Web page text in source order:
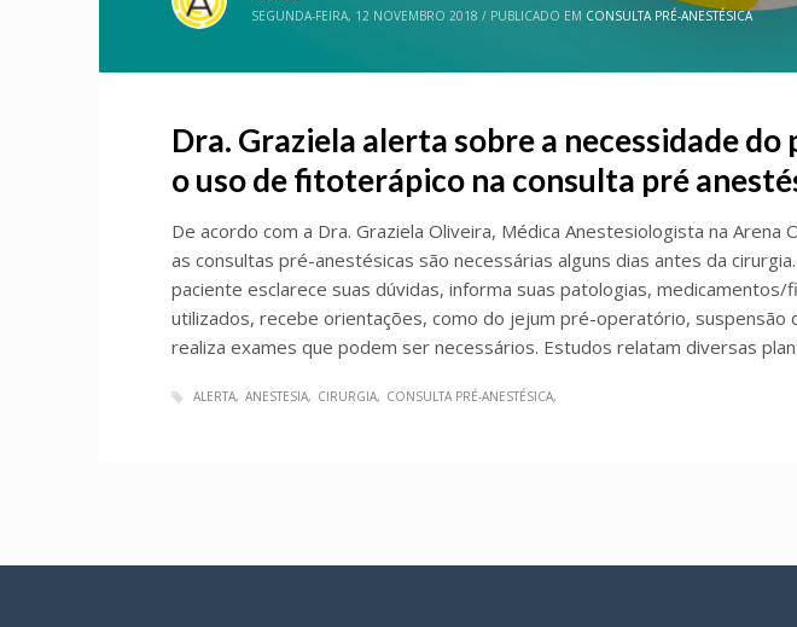
SEGUNDA-FEIRA, 12 NOVEMBRO 2018 / PUBLICADO EM CONSULTA PRÉ-ANESTÉSICA
Dra. Graziela alerta sobre a necessidade
o uso de fitoterápico na consulta pré
De acordo com a Dra. Graziela Oliveira, Médica Anestesiologista na Arena
as consultas pré-anestésicas são necessárias alguns dias antes da
paciente esclarece suas dúvidas, informa suas patologias,
utilizados, recebe orientações, como do jejum pré-operatório, suspensão
realiza exames que podem ser necessários. Estudos relatam diversas
ALERTA ANESTESIA CIRURGIA CONSULTA PRÉ-ANESTÉSICA